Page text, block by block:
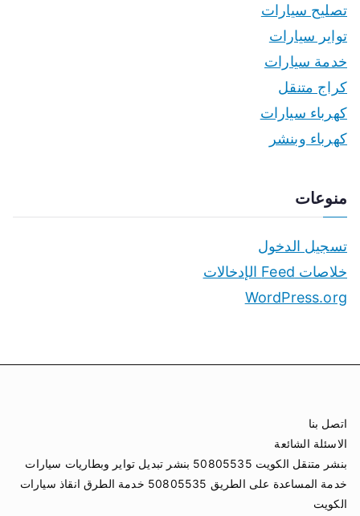
تصليح سيارات
تواير سيارات
خدمة سيارات
كراج متنقل
كهرباء سيارات
كهرباء وبنشر
منوعات
تسجيل الدخول
خلاصات Feed الإدخالات
WordPress.org
اتصل بنا
الاسئلة الشائعة
بنشر متنقل الكويت 50805535 بنشر تبديل تواير وبطاريات سيارات
خدمة المساعدة على الطريق 50805535 خدمة الطرق انقاذ سيارات
الكويت